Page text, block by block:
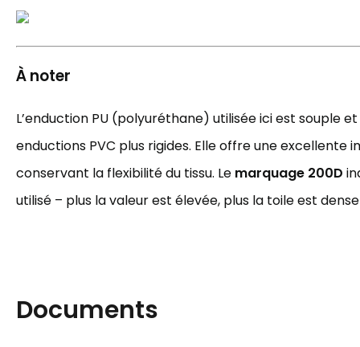
À noter
L’enduction PU (polyuréthane) utilisée ici est souple
enductions PVC plus rigides. Elle offre une excellente
conservant la flexibilité du tissu. Le marquage 200D
utilisé – plus la valeur est élevée, plus la toile est
Documents